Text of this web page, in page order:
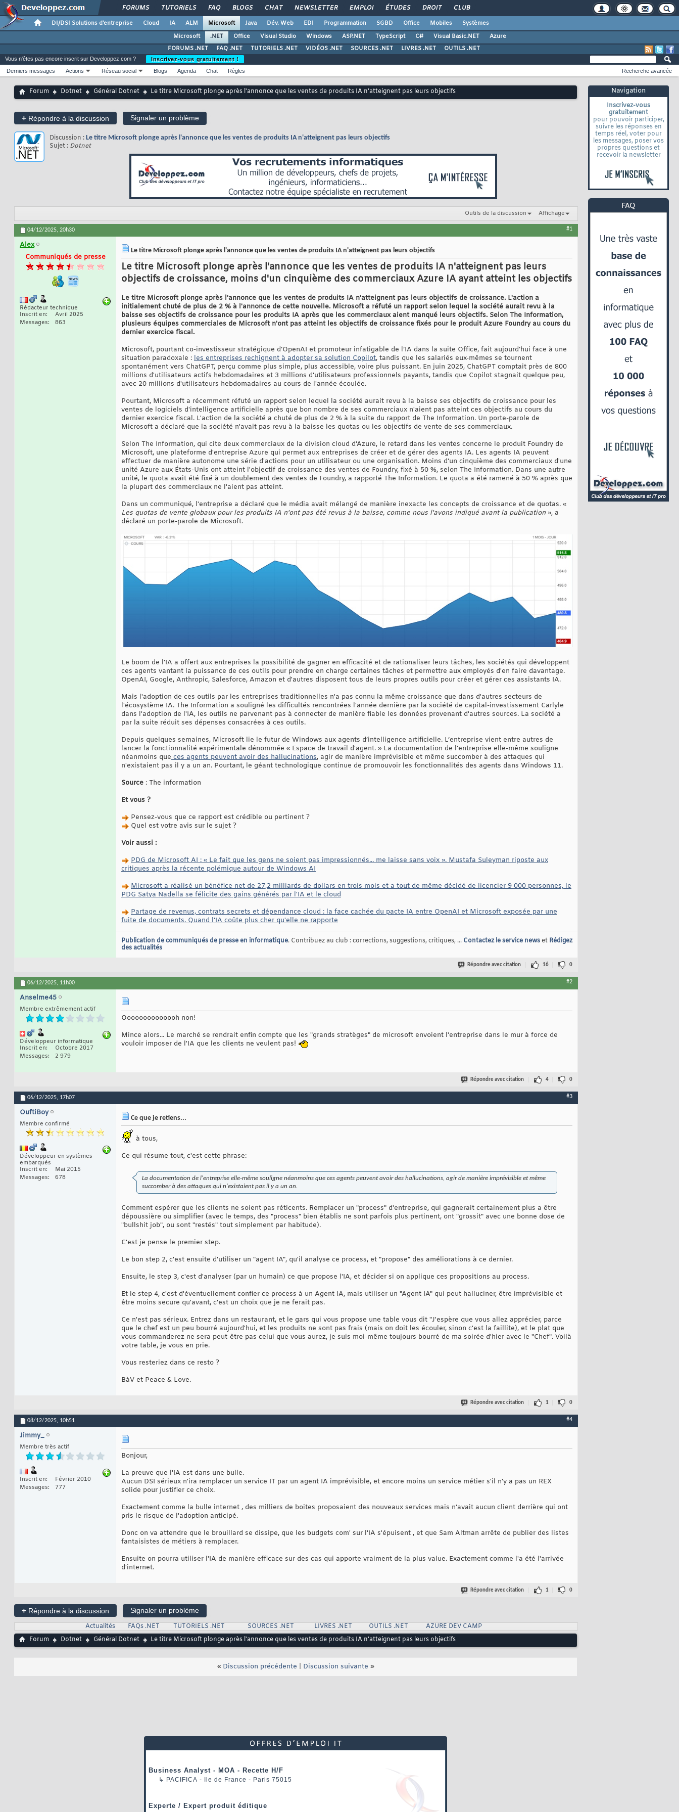
FORUMS TUTORIELS FAQ BLOGS CHAT NEWSLETTER EMPLOI ÉTUDES DROIT CLUB
DI/DSI Solutions d'entreprise Cloud IA ALM Microsoft Java Dév. Web EDI Programmation SGBD Office Mobiles
Systèmes
Microsoft
.NET Office Visual Studio Windows ASP.NET TypeScript C# Visual Basic.NET
Azure
FORUMS .NET
FAQ .NET TUTORIELS .NET VIDÉOS .NET SOURCES .NET LIVRES .NET OUTILS .NET
Navigation
Inscrivez-vous
gratuitement
pour pouvoir participer,
suivre les réponses en
temps réel, voter pour
les messages, poser vos
propres questions et
recevoir la newsletter
Vous n'êtes pas encore inscrit sur Developpez.com ?
Inscrivez-vous gratuitement !
Derniers messages
Actions Réseau social Blogs Agenda Chat Règles Recherche avancée
Forum Dotnet Général Dotnet Le titre Microsoft plonge après l'annonce que les ventes de produits IA n'atteignent pas leurs objectifs
+ Répondre à la discussion Signaler un problème
Discussion : Le titre Microsoft plonge après l'annonce que les ventes de produits IA n'atteignent pas leurs objectifs
Sujet : Dotnet
Outils de la discussion Affichage
04/12/2025, 20h30 #1
Alex
Communiqués de presse
Rédacteur technique
Inscrit en
Avril 2025
Messages
863
Le titre Microsoft plonge après l'annonce que les ventes de produits IA n'atteignent pas leurs objectifs
Le titre Microsoft plonge après l'annonce que les ventes de produits IA n'atteignent pas leurs
objectifs de croissance, moins d'un cinquième des commerciaux Azure IA ayant atteint les objectifs
Le titre Microsoft plonge après l'annonce que les ventes de produits IA n'atteignent pas leurs objectifs de croissance. L'action a
initialement chuté de plus de 2 % à l'annonce de cette nouvelle. Microsoft a réfuté un rapport selon lequel la société aurait revu à la
baisse ses objectifs de croissance pour les produits IA après que les commerciaux aient manqué leurs objectifs. Selon The Information,
plusieurs équipes commerciales de Microsoft n'ont pas atteint les objectifs de croissance fixés pour le produit Azure Foundry au cours du
dernier exercice fiscal.
Microsoft, pourtant co-investisseur stratégique d’OpenAI et promoteur infatigable de l’IA dans la suite Office, fait aujourd’hui face à une
situation paradoxale : les entreprises rechignent à adopter sa solution Copilot, tandis que les salariés eux-mêmes se tournent
spontanément vers ChatGPT, perçu comme plus simple, plus accessible, voire plus puissant. En juin 2025, ChatGPT comptait près de 800
millions d'utilisateurs actifs hebdomadaires et 3 millions d'utilisateurs professionnels payants, tandis que Copilot stagnait quelque peu,
avec 20 millions d'utilisateurs hebdomadaires au cours de l'année écoulée.
Pourtant, Microsoft a récemment réfuté un rapport selon lequel la société aurait revu à la baisse ses objectifs de croissance pour les
ventes de logiciels d'intelligence artificielle après que bon nombre de ses commerciaux n'aient pas atteint ces objectifs au cours du
dernier exercice fiscal. L'action de la société a chuté de plus de 2 % à la suite du rapport de The Information. Un porte-parole de
Microsoft a déclaré que la société n'avait pas revu à la baisse les quotas ou les objectifs de vente de ses commerciaux.
Selon The Information, qui cite deux commerciaux de la division cloud d'Azure, le retard dans les ventes concerne le produit Foundry de
Microsoft, une plateforme d'entreprise Azure qui permet aux entreprises de créer et de gérer des agents IA. Les agents IA peuvent
effectuer de manière autonome une série d'actions pour un utilisateur ou une organisation. Moins d'un cinquième des commerciaux d'une
unité Azure aux États-Unis ont atteint l'objectif de croissance des ventes de Foundry, fixé à 50 %, selon The Information. Dans une autre
unité, le quota avait été fixé à un doublement des ventes de Foundry, a rapporté The Information. Le quota a été ramené à 50 % après que
la plupart des commerciaux ne l'aient pas atteint.
Dans un communiqué, l'entreprise a déclaré que le média avait mélangé de manière inexacte les concepts de croissance et de quotas. «
Les quotas de vente globaux pour les produits IA n'ont pas été revus à la baisse, comme nous l'avons indiqué avant la publication», a
déclaré un porte-parole de Microsoft.
Le boom de l'IA a offert aux entreprises la possibilité de gagner en efficacité et de rationaliser leurs tâches, les sociétés qui développent
ces agents vantant la puissance de ces outils pour prendre en charge certaines tâches et permettre aux employés d'en faire davantage.
OpenAI, Google, Anthropic, Salesforce, Amazon et d'autres disposent tous de leurs propres outils pour créer et gérer ces assistants IA.
Mais l'adoption de ces outils par les entreprises traditionnelles n'a pas connu la même croissance que dans d'autres secteurs de
l'écosystème IA. The Information a souligné les difficultés rencontrées l'année dernière par la société de capital-investissement Carlyle
dans l'adoption de l'IA, les outils ne parvenant pas à connecter de manière fiable les données provenant d'autres sources. La société a
par la suite réduit ses dépenses consacrées à ces outils.
Depuis quelques semaines, Microsoft lie le futur de Windows aux agents d’intelligence artificielle. L’entreprise vient entre autres de
lancer la fonctionnalité expérimentale dénommée « Espace de travail d'agent. » La documentation de l'entreprise elle-même souligne
néanmoins que ces agents peuvent avoir des hallucinations, agir de manière imprévisible et même succomber à des attaques qui
n'existaient pas il y a un an. Pourtant, le géant technologique continue de promouvoir les fonctionnalités des agents dans Windows 11.
Source : The information
Et vous ?
Pensez-vous que ce rapport est crédible ou pertinent ?
Quel est votre avis sur le sujet ?
Voir aussi :
PDG de Microsoft AI : « Le fait que les gens ne soient pas impressionnés... me laisse sans voix ». Mustafa Suleyman riposte aux
critiques après la récente polémique autour de Windows AI
Microsoft a réalisé un bénéfice net de 27,2 milliards de dollars en trois mois et a tout de même décidé de licencier 9 000 personnes, le
PDG Satya Nadella se félicite des gains générés par l'IA et le cloud
Partage de revenus, contrats secrets et dépendance cloud : la face cachée du pacte IA entre OpenAI et Microsoft exposée par une
fuite de documents. Quand l'IA coûte plus cher qu'elle ne rapporte
Publication de communiqués de presse en informatique. Contribuez au club : corrections, suggestions, critiques, ... Contactez le service newset Rédigez
des actualités
Répondre avec citation 16 0
06/12/2025, 11h00 #2
Anselme45
Membre extrêmement actif
Développeur informatique
Inscrit en
Octobre 2017
Messages
2 979
Oooooooooooooh non!
Mince alors... Le marché se rendrait enfin compte que les "grands stratèges" de microsoft envoient l'entreprise dans le mur à force de
vouloir imposer de l'IA que les clients ne veulent pas!
Répondre avec citation 4 0
06/12/2025, 17h07 #3
OuftiBoy
Membre confirmé
Développeur en systèmes
embarqués
Inscrit en
Mai 2015
Messages
678
Ce que je retiens...
à tous,
Ce qui résume tout, c'est cette phrase:
La documentation de l'entreprise elle-même souligne néanmoins que ces agents peuvent avoir des hallucinations, agir de manière imprévisible et même
succomber à des attaques qui n'existaient pas il y a un an.
Comment espérer que les clients ne soient pas réticents. Remplacer un "process" d'entreprise, qui gagnerait certainement plus a être
dépoussière ou simplifier (avec le temps, des "process" bien établis ne sont parfois plus pertinent, ont "grossit" avec une bonne dose de
"bullshit job", ou sont "restés" tout simplement par habitude).
C'est je pense le premier step.
Le bon step 2, c'est ensuite d'utiliser un "agent IA", qu'il analyse ce process, et "propose" des améliorations à ce dernier.
Ensuite, le step 3, c'est d'analyser (par un humain) ce que propose l'IA, et décider si on applique ces propositions au process.
Et le step 4, c'est d'éventuellement confier ce process à un Agent IA, mais utiliser un "Agent IA" qui peut halluciner, être imprévisible et
être moins secure qu'avant, c'est un choix que je ne ferait pas.
Ce n'est pas sérieux. Entrez dans un restaurant, et le gars qui vous propose une table vous dit "J'espère que vous allez apprécier, parce
que le chef est un peu bourré aujourd'hui, et les produits ne sont pas frais (mais on doit les écouler, sinon c'est la faillite), et le plat que
vous commanderez ne sera peut-être pas celui que vous aurez, je suis moi-même toujours bourré de ma soirée d'hier avec le "Chef". Voilà
votre table, je vous en prie.
Vous resteriez dans ce resto ?
BàV et Peace & Love.
Répondre avec citation 1 0
08/12/2025, 10h51 #4
Jimmy_
Membre très actif
Inscrit en
Février 2010
Messages
777
Bonjour,
La preuve que l'IA est dans une bulle.
Aucun DSI sérieux n'ira remplacer un service IT par un agent IA imprévisible, et encore moins un service métier s'il n'y a pas un REX
solide pour justifier ce choix.
Exactement comme la bulle internet , des milliers de boites proposaient des nouveaux services mais n'avait aucun client derrière qui ont
pris le risque de l'adoption anticipé.
Donc on va attendre que le brouillard se dissipe, que les budgets com' sur l'IA s'épuisent , et que Sam Altman arrête de publier des listes
fantaisistes de métiers à remplacer.
Ensuite on pourra utiliser l'IA de manière efficace sur des cas qui apporte vraiment de la plus value. Exactement comme l'a été l'arrivée
d'internet.
Répondre avec citation 1 0
+ Répondre à la discussion
Signaler un problème
Actualités
FAQs .NET TUTORIELS .NET SOURCES .NET LIVRES .NET OUTILS .NET
AZURE DEV CAMP
Forum
Dotnet Général Dotnet Le titre Microsoft plonge après l'annonce que les ventes de produits IA n'atteignent pas leurs objectifs
« Discussion précédente Discussion suivante »
Business Analyst - MOA - Recette H/F
↳ PACIFICA - Ile de France - Paris 75015
Experte / Expert produit éditique